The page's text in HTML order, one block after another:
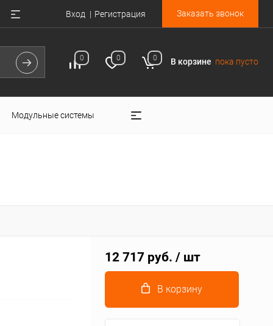
Вход Регистрация Заказать звонок
0 0 0 В корзине пока пусто
Модульные системы
12 717 руб. / шт
В корзину